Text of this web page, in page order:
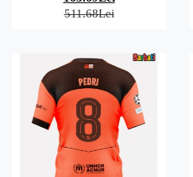
511.68Lei